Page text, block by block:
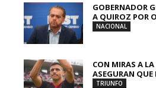
GOBERNADOR
A QUIROZ POR
NACIONAL
CON MIRAS A
ASEGURAN QUE
TRIUNFO